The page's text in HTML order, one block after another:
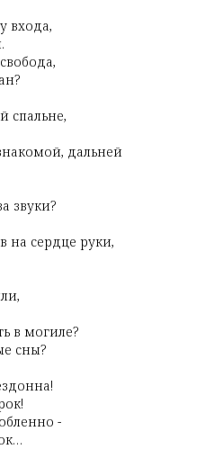
входа,
спальне,
дальней
звуки?
на сердце руки,
в могиле?
сны?
-